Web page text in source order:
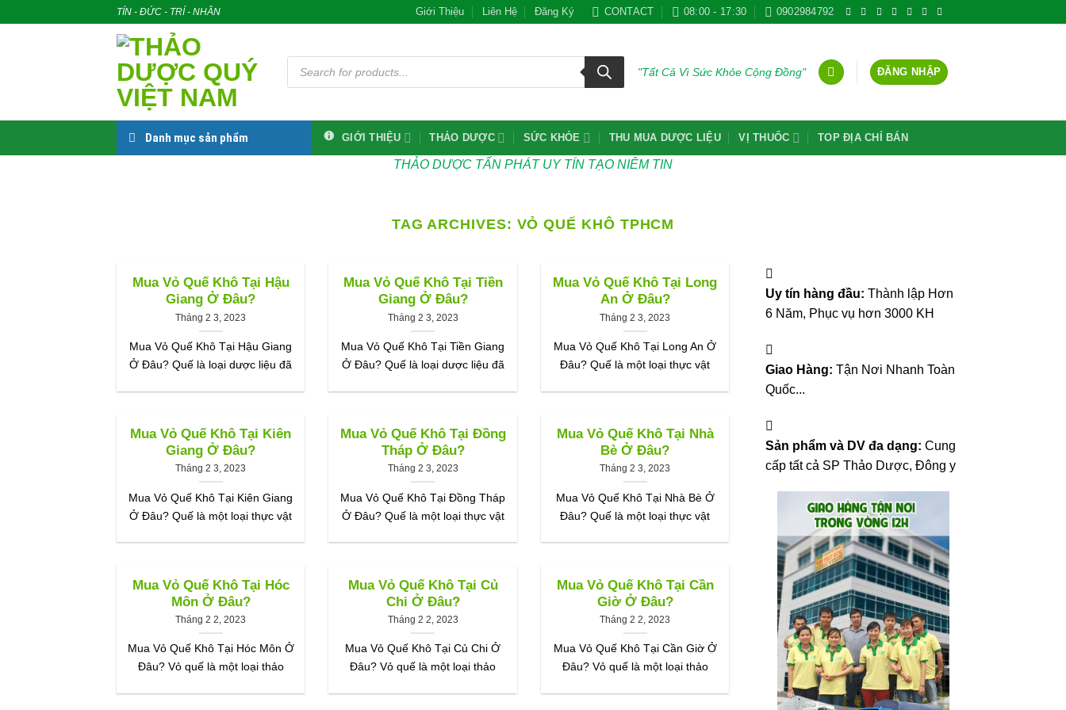
TÍN - ĐỨC - TRÍ - NHÂN Giới Thiệu Liên Hệ Đăng Ký CONTACT 08:00 - 17:30 0902984792
Tìm
kiếm
phẩm
"Tất Cả Vì Sức Khỏe Cộng Đồng" ĐĂNG NHẬP
Danh mục sản phẩm GIỚI THIỆU THẢO DƯỢC SỨC KHỎE THU MUA DƯỢC LIỆU VỊ THUỐC TOP ĐỊA CHỈ BÁN
THẢO DƯỢC TẤN PHÁT UY TÍN TẠO NIÊM TIN
TAG ARCHIVES: VỎ QUẾ KHÔ TPHCM
Mua Vỏ Quế Khô Tại Hậu
Giang Ở Đâu?
Tháng 2 3, 2023
Mua Vỏ Quế Khô Tại Hậu Giang
Ở Đâu? Quế là loại dược liệu đã
Mua Vỏ Quế Khô Tại Tiền
Giang Ở Đâu?
Tháng 2 3, 2023
Mua Vỏ Quế Khô Tại Tiền Giang
Ở Đâu? Quế là loại dược liệu đã
Mua Vỏ Quế Khô Tại Long
An Ở Đâu?
Tháng 2 3, 2023
Mua Vỏ Quế Khô Tại Long An Ở
Đâu? Quế là một loại thực vật
Mua Vỏ Quế Khô Tại Kiên
Giang Ở Đâu?
Tháng 2 3, 2023
Mua Vỏ Quế Khô Tại Kiên Giang
Ở Đâu? Quế là một loại thực vật
Mua Vỏ Quế Khô Tại Đồng
Tháp Ở Đâu?
Tháng 2 3, 2023
Mua Vỏ Quế Khô Tại Đồng Tháp
Ở Đâu? Quế là một loại thực vật
Mua Vỏ Quế Khô Tại Nhà
Bè Ở Đâu?
Tháng 2 3, 2023
Mua Vỏ Quế Khô Tại Nhà Bè Ở
Đâu? Quế là một loại thực vật
Mua Vỏ Quế Khô Tại Hóc
Môn Ở Đâu?
Tháng 2 2, 2023
Mua Vỏ Quế Khô Tại Hóc Môn Ở
Đâu? Vỏ quế là một loại thảo
Mua Vỏ Quế Khô Tại Củ
Chi Ở Đâu?
Tháng 2 2, 2023
Mua Vỏ Quế Khô Tại Củ Chi Ở
Đâu? Vỏ quế là một loại thảo
Mua Vỏ Quế Khô Tại Cần
Giờ Ở Đâu?
Tháng 2 2, 2023
Mua Vỏ Quế Khô Tại Cần Giờ Ở
Đâu? Vỏ quế là một loại thảo
Uy tín hàng đầu: Thành lập Hơn
6 Năm, Phục vụ hơn 3000 KH
Giao Hàng: Tận Nơi Nhanh Toàn
Quốc...
Sản phẩm và DV đa dạng: Cung
cấp tất cả SP Thảo Dược, Đông y